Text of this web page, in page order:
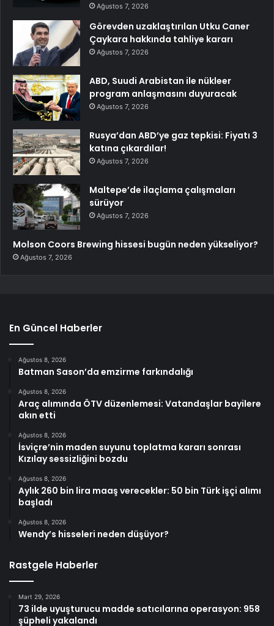
Ağustos 7, 2026
Görevden uzaklaştırılan Utku Caner
Çaykara hakkında tahliye kararı
Ağustos 7, 2026
ABD, Suudi Arabistan ile nükleer
program anlaşmasını duyuracak
Ağustos 7, 2026
Rusya’dan ABD’ye gaz tepkisi: Fiyatı 3
katına çıkardılar!
Ağustos 7, 2026
Maltepe’de ilaçlama çalışmaları
sürüyor
Ağustos 7, 2026
Molson Coors Brewing hissesi bugün neden yükseliyor?
Ağustos 7, 2026
En Güncel Haberler
Ağustos 8, 2026
Batman Sason’da emzirme farkındalığı
Ağustos 8, 2026
Araç alımında ÖTV düzenlemesi: Vatandaşlar bayilere
akın etti
Ağustos 8, 2026
İsviçre’nin maden suyunu toplatma kararı sonrası
Kızılay sessizliğini bozdu
Ağustos 8, 2026
Aylık 260 bin lira maaş verecekler: 50 bin Türk işçi alımı
başladı
Ağustos 8, 2026
Wendy’s hisseleri neden düşüyor?
Rastgele Haberler
Mart 29, 2026
73 ilde uyuşturucu madde satıcılarına operasyon: 958
şüpheli yakalandı